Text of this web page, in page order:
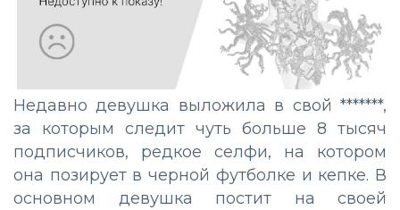
Недавно девушка выложила в свой *******,
за которым следит чуть больше 8 тысяч
подписчиков, редкое селфи, на котором
она позирует в черной футболке и кепке. В
основном девушка постит на своей